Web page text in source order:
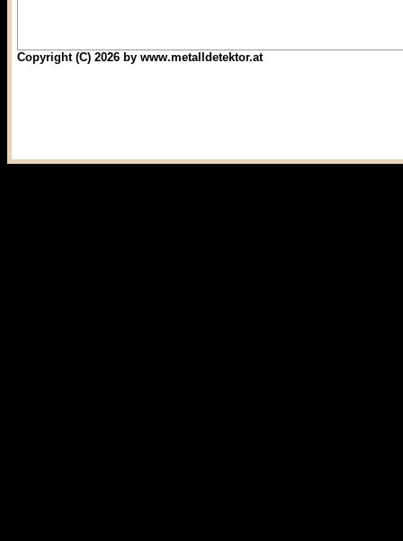
Copyright (C) 2026 by www.metalldetektor.at